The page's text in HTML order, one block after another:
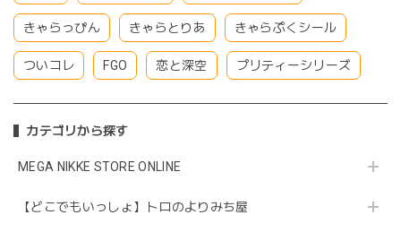
きゃらっぴん きゃらとりあ きゃらぷくシール
ついコレ FGO 恋と深空 プリティーシリーズ
カテゴリから探す
MEGA NIKKE STORE ONLINE
【どこでもいっしょ】トロのよりみち屋